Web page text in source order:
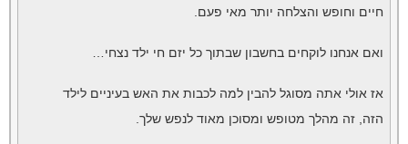
חיים וחופש והצלחה יותר מאי פעם.
ואם אנחנו לוקחים בחשבון שבתוך כל יזם חי ילד נצחי…
אז אולי אתה מסוגל להבין למה לכבות את האש בעיניים לילד
הזה, זה מהלך מטופש ומסוכן מאוד לנפש שלך.